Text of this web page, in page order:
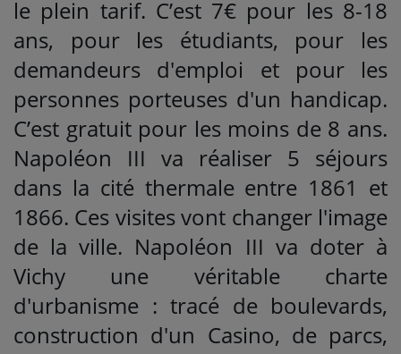
le plein tarif. C’est 7€ pour les 8-18
ans, pour les étudiants, pour les
demandeurs d'emploi et pour les
personnes porteuses d'un handicap.
C’est gratuit pour les moins de 8 ans.
Napoléon III va réaliser 5 séjours
dans la cité thermale entre 1861 et
1866. Ces visites vont changer l'image
de la ville. Napoléon III va doter à
Vichy une véritable charte
d'urbanisme : tracé de boulevards,
construction d'un Casino, de parcs,